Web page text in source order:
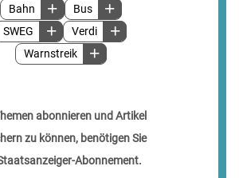
Bahn
Bus
SWEG
Verdi
Warnstreik
abonnieren und Artikel
zu können, benötigen Sie
Abonnement.